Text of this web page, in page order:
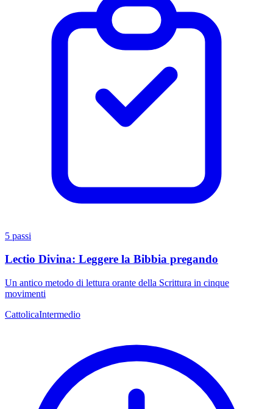
5 passi
Lectio Divina: Leggere la Bibbia pregando
Un antico metodo di lettura orante della Scrittura in cinque
movimenti
CattolicaIntermedio